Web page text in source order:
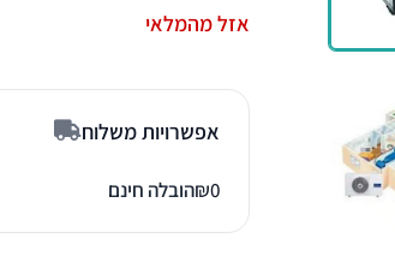
אזל מהמלאי
אפשרויות משלוח
₪0 הובלה חינם